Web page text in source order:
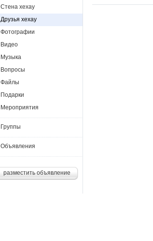
Стена xexay
Друзья xexay
Фотографии
Видео
Музыка
Вопросы
Файлы
Подарки
Мероприятия
Группы
Объявления
разместить объявление